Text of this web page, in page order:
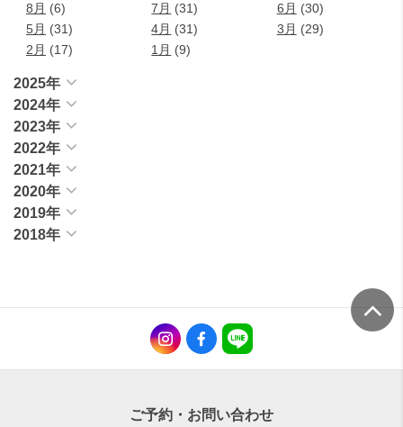
8月 (6) 7月 (31) 6月 (30)
5月 (31) 4月 (31) 3月 (29)
2月 (17) 1月 (9)
2025年
2024年
2023年
2022年
2021年
2020年
2019年
2018年
ご予約・お問い合わせ